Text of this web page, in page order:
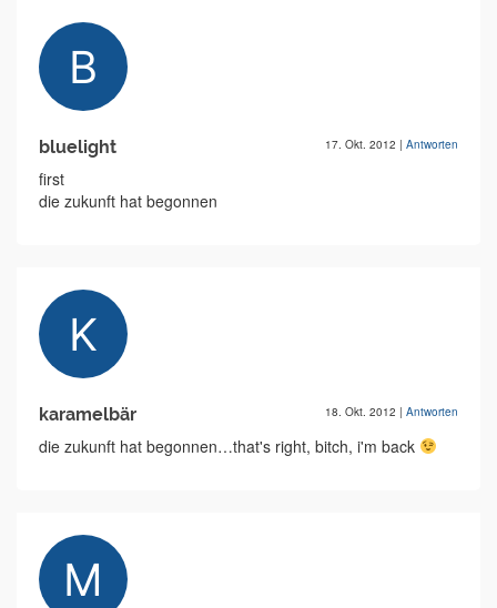
bluelight 17. Okt. 2012 | Antworten
first
die zukunft hat begonnen
karamelbär 18. Okt. 2012 | Antworten
die zukunft hat begonnen…that's right, bitch, i'm back